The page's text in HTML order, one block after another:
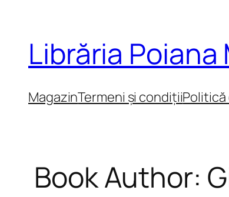
conținut
Librăria
MagazinTermeni și condițiiPolitică
Book Author: